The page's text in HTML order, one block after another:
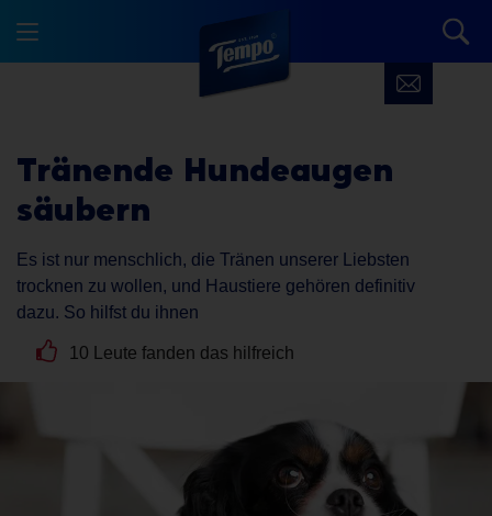
Tränende Hundeaugen
säubern
Es ist nur menschlich, die Tränen unserer Liebsten
trocknen zu wollen, und Haustiere gehören definitiv
dazu. So hilfst du ihnen
10 Leute fanden das hilfreich